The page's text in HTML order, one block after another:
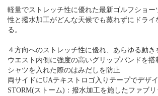
軽量でストレッチ性に優れた最新ゴルフショー
性と撥水加工がどんな天候でも蒸れずにドライ
る。
４方向へのストレッチ性に優れ、あらゆる動き
ウエスト内側に強度の高いグリップバンドを搭
シャツを入れた際のはみだしを防止
両サイドにUAテキストロゴ入りテープでデザ
STORM(ストーム)：撥水加工を施したファブ